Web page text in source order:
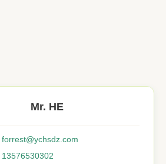
Mr. HE
forrest@ychsdz.com
13576530302